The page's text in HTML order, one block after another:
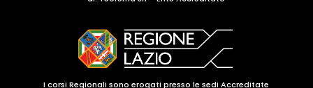
I corsi Regionali sono erogati presso le sedi Accreditate